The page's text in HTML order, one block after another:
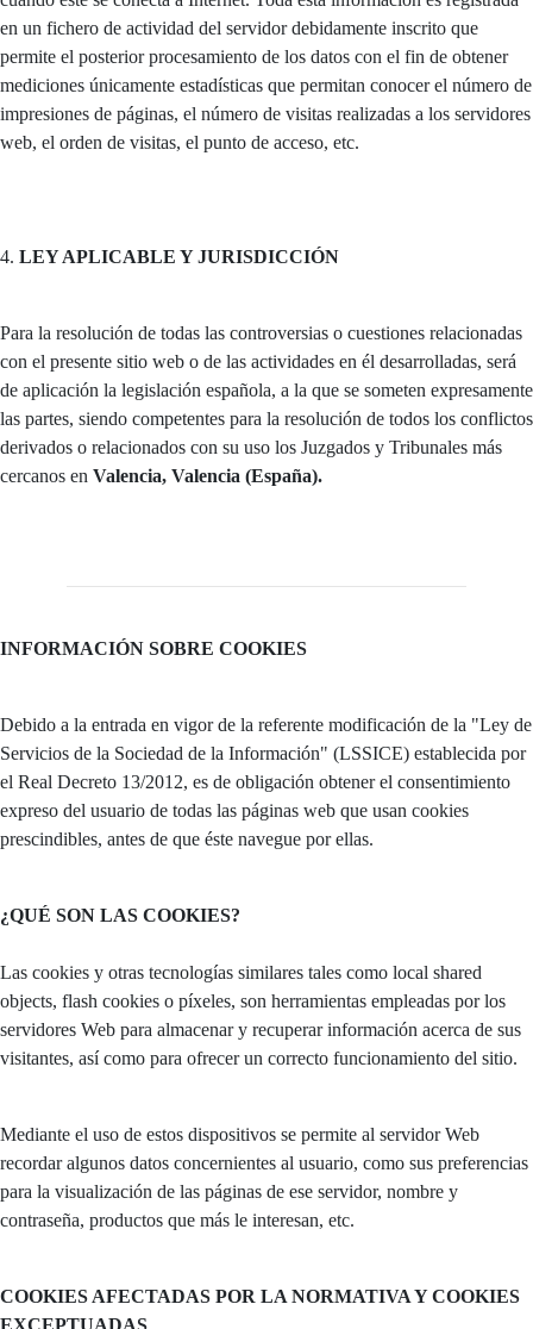
en un fichero de actividad del servidor debidamente inscrito que
permite el posterior procesamiento de los datos con el fin de obtener
mediciones únicamente estadísticas que permitan conocer el número de
impresiones de páginas, el número de visitas realizadas a los servidores
web, el orden de visitas, el punto de acceso, etc.
4. LEY APLICABLE Y JURISDICCIÓN
Para la resolución de todas las controversias o cuestiones relacionadas
con el presente sitio web o de las actividades en él desarrolladas, será
de aplicación la legislación española, a la que se someten expresamente
las partes, siendo competentes para la resolución de todos los conflictos
derivados o relacionados con su uso los Juzgados y Tribunales más
cercanos en Valencia, Valencia (España).
INFORMACIÓN SOBRE COOKIES
Debido a la entrada en vigor de la referente modificación de la "Ley de
Servicios de la Sociedad de la Información" (LSSICE) establecida por
el Real Decreto 13/2012, es de obligación obtener el consentimiento
expreso del usuario de todas las páginas web que usan cookies
prescindibles, antes de que éste navegue por ellas.
¿QUÉ SON LAS COOKIES?
Las cookies y otras tecnologías similares tales como local shared
objects, flash cookies o píxeles, son herramientas empleadas por los
servidores Web para almacenar y recuperar información acerca de sus
visitantes, así como para ofrecer un correcto funcionamiento del sitio.
Mediante el uso de estos dispositivos se permite al servidor Web
recordar algunos datos concernientes al usuario, como sus preferencias
para la visualización de las páginas de ese servidor, nombre y
contraseña, productos que más le interesan, etc.
COOKIES AFECTADAS POR LA NORMATIVA Y COOKIES
EXCEPTUADAS